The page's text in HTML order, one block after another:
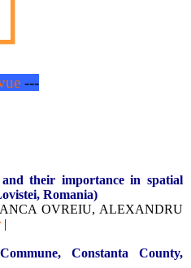
their importance in spatial
Romania)
OVREIU, ALEXANDRU
|
Constanta County,
---